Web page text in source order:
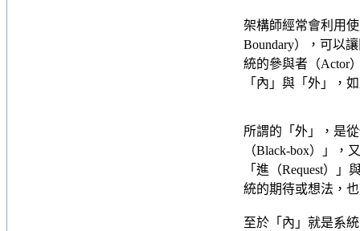
架構師經常會利用使
Boundary），可以
統的參與者（Actor
「內」與「外」，
所謂的「外」，是
（Black-box）」
「進（Request）
統的期待或想法，
至於「內」就是系